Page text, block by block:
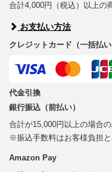
合計4,000円（税込）以上の
お支払い方法
クレジットカード（一括払い
代金引換
銀行振込（前払い）
合計が15,000円以上の場合
※振込手数料はお客様負担と
Amazon Pay